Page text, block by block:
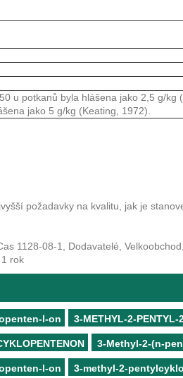
u potkanů ​​byla hlášena jako 2,5 g/
jako 5 g/kg (Keating, 1972).
požadavky na kvalitu, jak je
1128-08-1, Dodavatelé,
rok
l-on 3-METHYL-2-PENTYL-
3-Methyl-2-(n-
l-on 3-methyl-2-